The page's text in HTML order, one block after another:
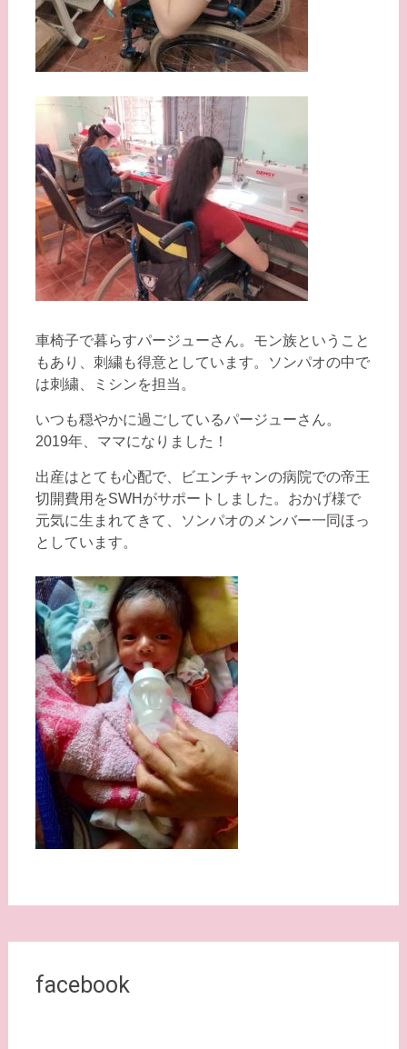
車椅子で暮らすパージューさん。モン族ということ
もあり、刺繍も得意としています。ソンパオの中で
は刺繍、ミシンを担当。
いつも穏やかに過ごしているパージューさん。
2019年、ママになりました！
出産はとても心配で、ビエンチャンの病院での帝王
切開費用をSWHがサポートしました。おかげ様で
元気に生まれてきて、ソンパオのメンバー一同ほっ
としています。
facebook